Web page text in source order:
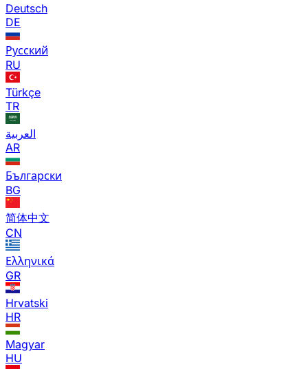
Deutsch
DE
Русский
RU
Türkçe
TR
العربية
AR
Български
BG
简体中文
CN
Ελληνικά
GR
Hrvatski
HR
Magyar
HU